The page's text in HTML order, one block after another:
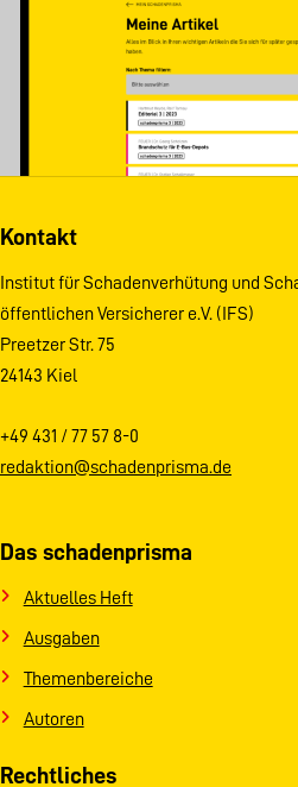
Kontakt
Institut für Schadenverhütung und
öffentlichen Versicherer e.V. (IFS)
Preetzer Str. 75
24143 Kiel
+49 431 / 77 57 8-0
redaktion@schadenprisma.de
Das schadenprisma
Aktuelles Heft
Ausgaben
Themenbereiche
Autoren
Rechtliches